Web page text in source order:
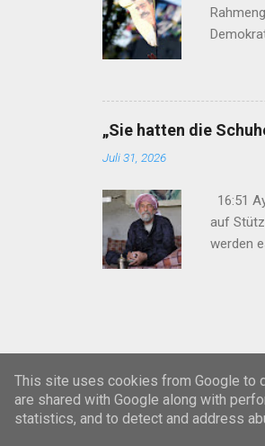
07:50
„Sie hatten die
Juli 31, 2026
16:51
auf
werden
This site uses cookies from Google to
are shared with Google along with
statistics, and to detect and address